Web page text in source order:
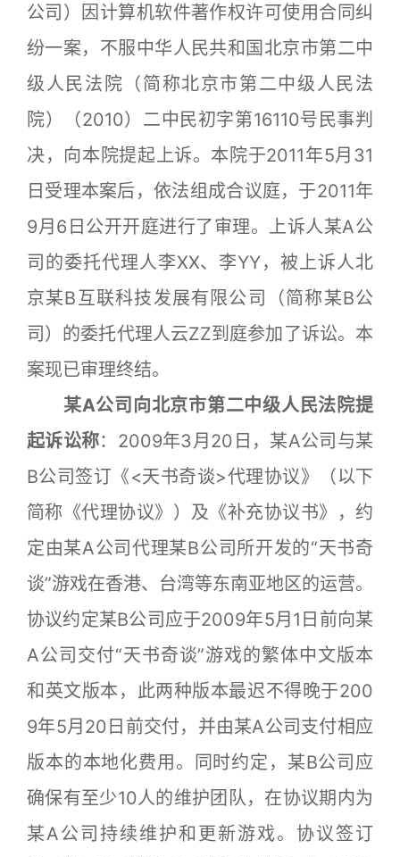
公司）因计算机软件著作权许可使用合同纠
纷一案，不服中华人民共和国北京市第二中
级人民法院（简称北京市第二中级人民法
院）（2010）二中民初字第16110号民事判
决，向本院提起上诉。本院于2011年5月31
日受理本案后，依法组成合议庭，于2011年
9月6日公开开庭进行了审理。上诉人某A公
司的委托代理人李XX、李YY，被上诉人北
京某B互联科技发展有限公司（简称某B公
司）的委托代理人云ZZ到庭参加了诉讼。本
案现已审理终结。
某A公司向北京市第二中级人民法院提
起诉讼称：2009年3月20日，某A公司与某
B公司签订《<天书奇谈>代理协议》（以下
简称《代理协议》）及《补充协议书》，约
定由某A公司代理某B公司所开发的“天书奇
谈”游戏在香港、台湾等东南亚地区的运营。
协议约定某B公司应于2009年5月1日前向某
A公司交付“天书奇谈”游戏的繁体中文版本
和英文版本，此两种版本最迟不得晚于200
9年5月20日前交付，并由某A公司支付相应
版本的本地化费用。同时约定，某B公司应
确保有至少10人的维护团队，在协议期内为
某A公司持续维护和更新游戏。协议签订